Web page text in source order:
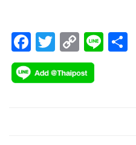
F
ac
e
T
wi
tt
C
o
p
Li